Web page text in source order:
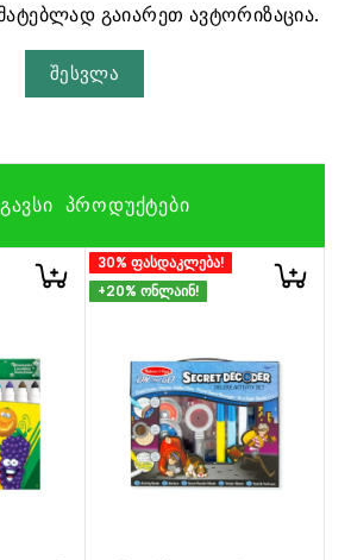
გაიარეთ ავტორიზაცია.
შესვლა
ᲞᲠᲝᲓᲣᲥᲢᲔᲑᲘ
30% ფასდაკლება!
+20% ონლაინ!